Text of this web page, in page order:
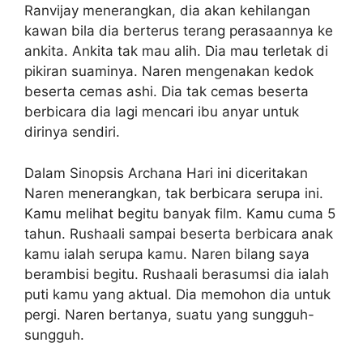
Ranvijay menerangkan, dia akan kehilangan
kawan bila dia berterus terang perasaannya ke
ankita. Ankita tak mau alih. Dia mau terletak di
pikiran suaminya. Naren mengenakan kedok
beserta cemas ashi. Dia tak cemas beserta
berbicara dia lagi mencari ibu anyar untuk
dirinya sendiri.
Dalam Sinopsis Archana Hari ini diceritakan
Naren menerangkan, tak berbicara serupa ini.
Kamu melihat begitu banyak film. Kamu cuma 5
tahun. Rushaali sampai beserta berbicara anak
kamu ialah serupa kamu. Naren bilang saya
berambisi begitu. Rushaali berasumsi dia ialah
puti kamu yang aktual. Dia memohon dia untuk
pergi. Naren bertanya, suatu yang sungguh-
sungguh.